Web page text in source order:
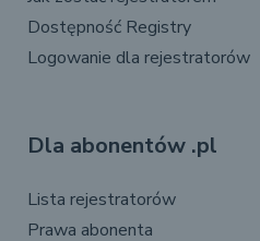
Dostępność Registry
Logowanie dla rejestratorów
Dla abonentów .pl
Lista rejestratorów
Prawa abonenta